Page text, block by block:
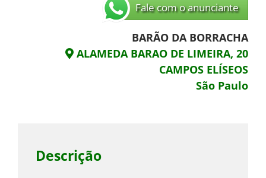
Fale com o anunciante
BARÃO DA BORRACHA
ALAMEDA BARAO DE LIMEIRA, 20
CAMPOS ELÍSEOS
São Paulo
Descrição